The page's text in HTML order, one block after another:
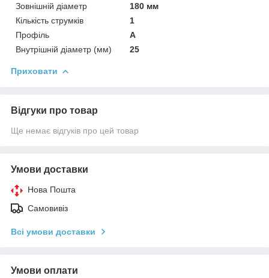
Зовнішній діаметр
180 мм
Кількість струмків
1
Профіль
А
Внутрішній діаметр (мм)
25
Приховати
Відгуки про товар
Ще немає відгуків про цей товар
Умови доставки
Нова Пошта
Самовивіз
Всі умови доставки
Умови оплати